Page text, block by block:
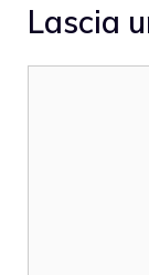
Lascia